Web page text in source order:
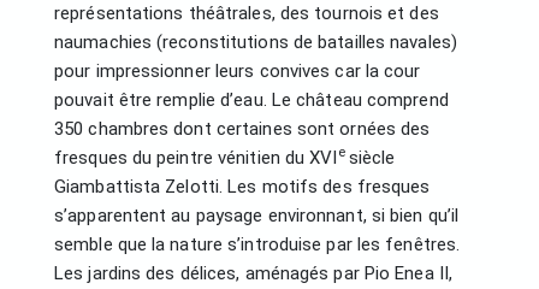
représentations théâtrales, des tournois et des
naumachies (reconstitutions de batailles navales)
pour impressionner leurs convives car la cour
pouvait être remplie d’eau. Le château comprend
350 chambres dont certaines sont ornées des
fresques du peintre vénitien du XVI e siècle
Giambattista Zelotti. Les motifs des fresques
s’apparentent au paysage environnant, si bien qu’il
semble que la nature s’introduise par les fenêtres.
Les jardins des délices, aménagés par Pio Enea II,